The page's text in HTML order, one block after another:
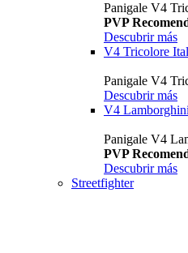
Panigale V4
PVP
Descubrir más
V4 Tricolore
Panigale V4
Descubrir más
V4 Lamborghini
Panigale V4
PVP
Descubrir más
Streetfighter